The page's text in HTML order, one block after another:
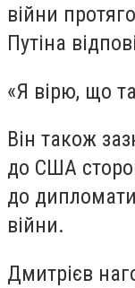
війни
Путіна
«Я вірю, що
Він також
до США
до
війни.
Дмитрієв